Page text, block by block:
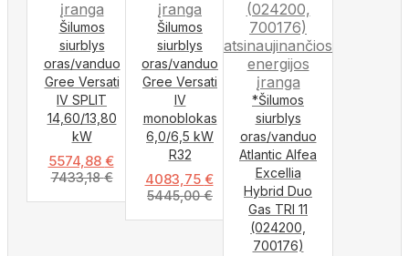
Šilumos
siurblys
oras/vanduo
Gree Versati
IV SPLIT
14,60/13,80
kW
5574,88 €
7433,18€
Šilumos
siurblys
oras/vanduo
Gree Versati
IV
monoblokas
6,0/6,5 kW
R32
4083,75 €
5445,00€
*Šilumos
siurblys
oras/vanduo
Atlantic Alfea
Excellia
Hybrid Duo
Gas TRI 11
(024200,
700176)